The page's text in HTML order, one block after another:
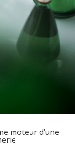
moteur d’une